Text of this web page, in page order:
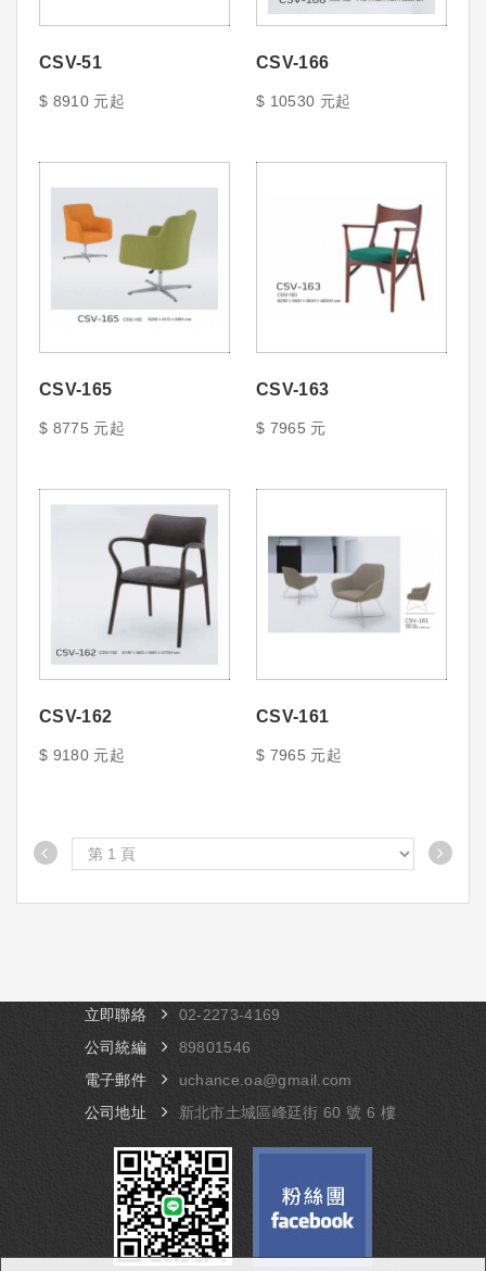
CSV-51
$ 8910 元起
CSV-166
$ 10530 元起
CSV-165
$ 8775 元起
CSV-163
$ 7965 元
CSV-162
$ 9180 元起
CSV-161
$ 7965 元起
立即聯絡
​02-​2273-4169
公司統編
89801546
電子郵件
uchance.oa@gmail.com
公司地址
​新北市土城區峰廷街 60 號 6 樓